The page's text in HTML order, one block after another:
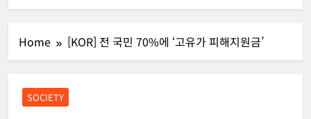
Home [KOR] 전 국민 70%에 ‘고유가 피해지원금’
SOCIETY